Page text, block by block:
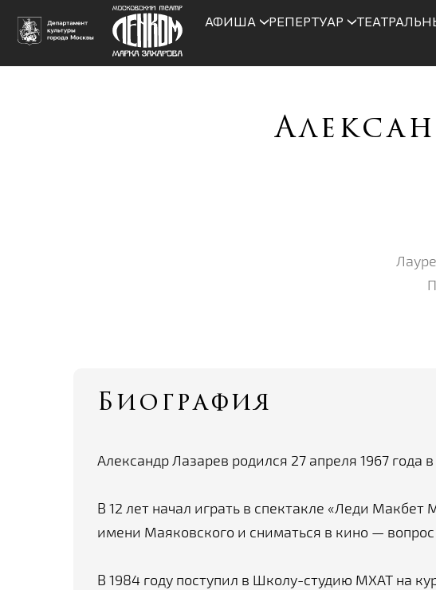
АФИША РЕПЕРТУАР
Биография
Александр Лазарев родился 27 апреля 1967 года
В 12 лет начал играть в спектакле «Леди Макбет
имени Маяковского и сниматься в кино —
В 1984 году поступил в Школу-студию МХАТ на